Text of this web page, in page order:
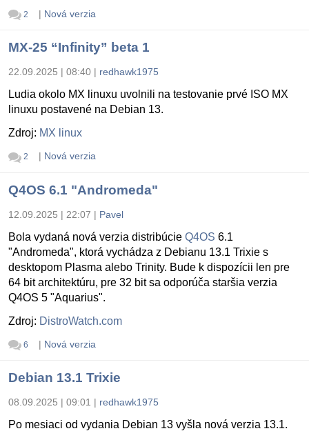
2 | Nová verzia
MX-25 “Infinity” beta 1
22.09.2025 | 08:40 | redhawk1975
Ludia okolo MX linuxu uvolnili na testovanie prvé ISO MX
linuxu postavené na Debian 13.
Zdroj: MX linux
2 | Nová verzia
Q4OS 6.1 "Andromeda"
12.09.2025 | 22:07 | Pavel
Bola vydaná nová verzia distribúcie Q4OS 6.1
"Andromeda", ktorá vychádza z Debianu 13.1 Trixie s
desktopom Plasma alebo Trinity. Bude k dispozícii len pre
64 bit architektúru, pre 32 bit sa odporúča staršia verzia
Q4OS 5 "Aquarius".
Zdroj: DistroWatch.com
6 | Nová verzia
Debian 13.1 Trixie
08.09.2025 | 09:01 | redhawk1975
Po mesiaci od vydania Debian 13 vyšla nová verzia 13.1.